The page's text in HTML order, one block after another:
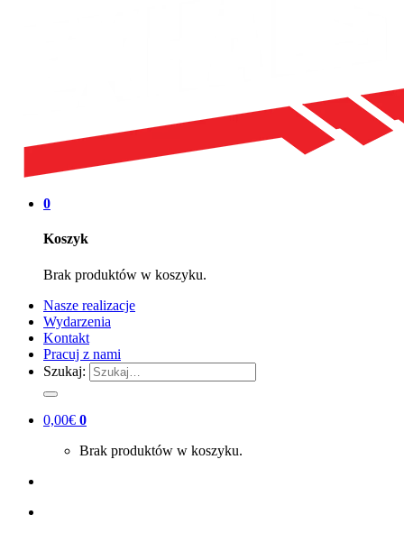
0
Koszyk
Brak produktów w koszyku.
Nasze realizacje
Wydarzenia
Kontakt
Pracuj z nami
Szukaj:
0,00€ 0
Brak produktów w koszyku.